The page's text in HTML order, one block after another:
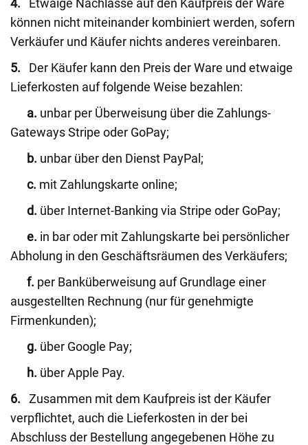
4. Etwaige Nachlässe auf den Kaufpreis der Ware
können nicht miteinander kombiniert werden, sofern
Verkäufer und Käufer nichts anderes vereinbaren.
5. Der Käufer kann den Preis der Ware und etwaige
Lieferkosten auf folgende Weise bezahlen:
a. unbar per Überweisung über die Zahlungs-
Gateways Stripe oder GoPay;
b. unbar über den Dienst PayPal;
c. mit Zahlungskarte online;
d. über Internet-Banking via Stripe oder GoPay;
e. in bar oder mit Zahlungskarte bei persönlicher
Abholung in den Geschäftsräumen des Verkäufers;
f. per Banküberweisung auf Grundlage einer
ausgestellten Rechnung (nur für genehmigte
Firmenkunden);
g. über Google Pay;
h. über Apple Pay.
6.
Zusammen mit dem Kaufpreis ist der Käufer
verpflichtet, auch die Lieferkosten in der bei
Abschluss der Bestellung angegebenen Höhe zu